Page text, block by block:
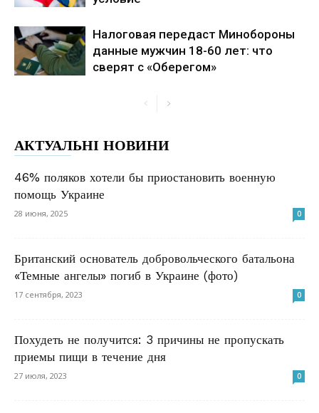
Налоговая передаст Минобороны
данные мужчин 18-60 лет: что
сверят с «Оберегом»
АКТУАЛЬНІ НОВИНИ
46% поляков хотели бы приостановить военную
помощь Украине
28 июня, 2025 0
Британский основатель добровольческого батальона
«Темные ангелы» погиб в Украине (фото)
17 сентября, 2023 0
Похудеть не получится: 3 причины не пропускать
приемы пищи в течение дня
27 июля, 2023 0